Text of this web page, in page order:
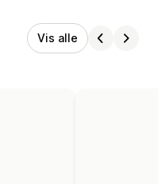
Vis alle